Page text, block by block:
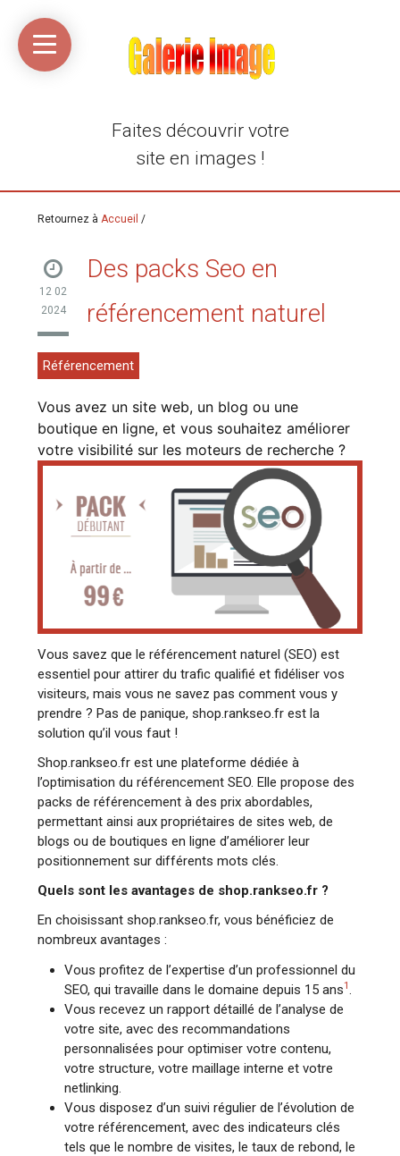
Accueil
Média
libre
Linkinaz
Katomi
compte
Twitter
@Ortegeek
compte
Flickr
Faites découvrir votre
site en images !
Retournez àAccueil /
12 02
2024
Des packs Seo en
référencement naturel
Référencement
Vous avez un site web, un blog ou une
boutique en ligne, et vous souhaitez améliorer
votre visibilité sur les moteurs de recherche ?
Vous savez que le référencement naturel (SEO) est
essentiel pour attirer du trafic qualifié et fidéliser vos
visiteurs, mais vous ne savez pas comment vous y
prendre ? Pas de panique, shop.rankseo.fr est la
solution qu’il vous faut !
Shop.rankseo.fr est une plateforme dédiée à
l’optimisation du référencement SEO. Elle propose des
packs de référencement à des prix abordables,
permettant ainsi aux propriétaires de sites web, de
blogs ou de boutiques en ligne d’améliorer leur
positionnement sur différents mots clés.
Quels sont les avantages de shop.rankseo.fr ?
En choisissant shop.rankseo.fr, vous bénéficiez de
nombreux avantages :
Vous profitez de l’expertise d’un professionnel du
SEO, qui travaille dans le domaine depuis 15 ans1.
Vous recevez un rapport détaillé de l’analyse de
votre site, avec des recommandations
personnalisées pour optimiser votre contenu,
votre structure, votre maillage interne et votre
netlinking.
Vous disposez d’un suivi régulier de l’évolution de
votre référencement, avec des indicateurs clés
tels que le nombre de visites, le taux de rebond, le